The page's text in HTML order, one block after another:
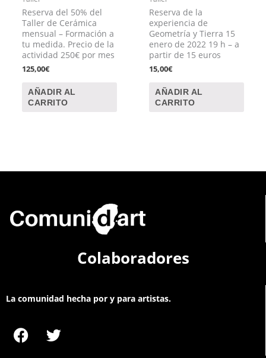
Reserva del 50% del
Taller de Cerámica
mensual – Formación a
tu medida. Precio de la
actividad 250€ por mes
125,00€
AÑADIR AL
CARRITO
Reserva de la
experiencia de
Geometría y Tierra 15
enero de 2022 19 h – a
partir de 15 euros
15,00€
AÑADIR AL
CARRITO
Colaboradores
La comunidad hecha por y para artistas.
F
a
T
w